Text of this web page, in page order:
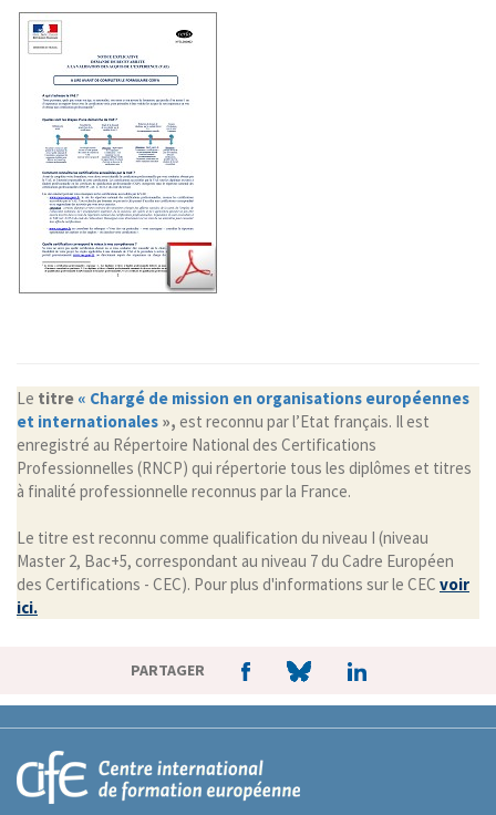
Le titre « Chargé de mission en organisations européennes
et internationales », est reconnu par l’Etat français. Il est
enregistré au Répertoire National des Certifications
Professionnelles (RNCP) qui répertorie tous les diplômes et titres
à finalité professionnelle reconnus par la France.
Le titre est reconnu comme qualification du niveau I (niveau
Master 2, Bac+5, correspondant au niveau 7 du Cadre Européen
des Certifications - CEC). Pour plus d'informations sur le CEC voir
ici.
PARTAGER